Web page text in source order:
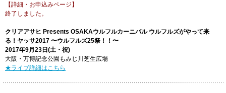
【詳細・お申込みページ】
終了しました。
クリアアサヒ Presents OSAKAウルフルカーニバル ウルフルズがやって来
る！ヤッサ2017 〜ウルフルズ25祭！！〜
2017年9月23日(土・祝)
大阪・万博記念公園もみじ川芝生広場
★ライブ詳細はこちら